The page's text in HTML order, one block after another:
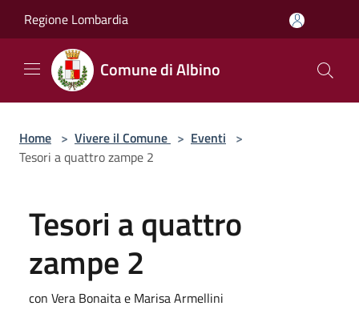
Regione Lombardia
Comune di Albino
Home > Vivere il Comune > Eventi >
Tesori a quattro zampe 2
Tesori a quattro
zampe 2
con Vera Bonaita e Marisa Armellini